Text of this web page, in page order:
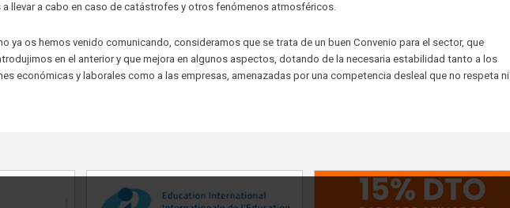
llevar a cabo en caso de catástrofes y otros fenómenos atmosféricos.
ya os hemos venido comunicando, consideramos que se trata de un buen Convenio para el sector, que
en el anterior y que mejora en algunos aspectos, dotando de la necesaria estabilidad tanto a los
económicas y laborales como a las empresas, amenazadas por una competencia desleal que no respeta ni